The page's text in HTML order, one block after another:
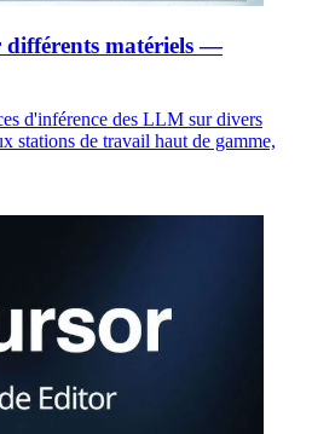
différents matériels —
d'inférence des LLM sur divers
stations de travail haut de gamme,